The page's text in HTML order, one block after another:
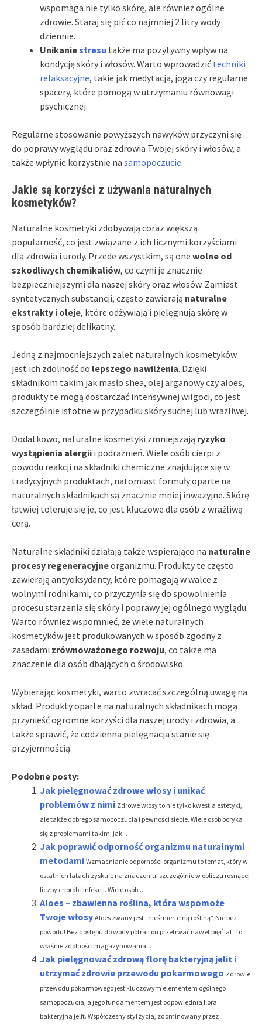
wspomaga nie tylko skórę, ale również ogólne
zdrowie. Staraj się pić co najmniej 2 litry wody
dziennie.
Unikaniestresu także ma pozytywny wpływ na
kondycję skóry i włosów. Warto wprowadzić techniki
relaksacyjne, takie jak medytacja, joga czy regularne
spacery, które pomogą w utrzymaniu równowagi
psychicznej.
Regularne stosowanie powyższych nawyków przyczyni się
do poprawy wyglądu oraz zdrowia Twojej skóry i włosów, a
także wpłynie korzystnie na samopoczucie.
Jakie są korzyści z używania naturalnych
kosmetyków?
Naturalne kosmetyki zdobywają coraz większą
popularność, co jest związane z ich licznymi korzyściami
dla zdrowia i urody. Przede wszystkim, są one wolne od
szkodliwych chemikaliów, co czyni je znacznie
bezpieczniejszymi dla naszej skóry oraz włosów. Zamiast
syntetycznych substancji, często zawierają naturalne
ekstrakty i oleje, które odżywiają i pielęgnują skórę w
sposób bardziej delikatny.
Jedną z najmocniejszych zalet naturalnych kosmetyków
jest ich zdolność do lepszego nawilżenia. Dzięki
składnikom takim jak masło shea, olej arganowy czy aloes,
produkty te mogą dostarczać intensywnej wilgoci, co jest
szczególnie istotne w przypadku skóry suchej lub wrażliwej.
Dodatkowo, naturalne kosmetyki zmniejszają ryzyko
wystąpienia alergii i podrażnień. Wiele osób cierpi z
powodu reakcji na składniki chemiczne znajdujące się w
tradycyjnych produktach, natomiast formuły oparte na
naturalnych składnikach są znacznie mniej inwazyjne. Skórę
łatwiej toleruje się je, co jest kluczowe dla osób z wrażliwą
cerą.
Naturalne składniki działają także wspierająco na naturalne
procesy regeneracyjneorganizmu. Produkty te często
zawierają antyoksydanty, które pomagają w walce z
wolnymi rodnikami, co przyczynia się do spowolnienia
procesu starzenia się skóry i poprawy jej ogólnego wyglądu.
Warto również wspomnieć, że wiele naturalnych
kosmetyków jest produkowanych w sposób zgodny z
zasadami zrównoważonego rozwoju, co także ma
znaczenie dla osób dbających o środowisko.
Wybierając kosmetyki, warto zwracać szczególną uwagę na
skład. Produkty oparte na naturalnych składnikach mogą
przynieść ogromne korzyści dla naszej urody i zdrowia, a
także sprawić, że codzienna pielęgnacja stanie się
przyjemnością.
Podobne posty:
Jak pielęgnować zdrowe włosy i unikać
problemów z nimi Zdrowe włosy to nie tylko kwestia estetyki,
ale także dobrego samopoczucia i pewności siebie. Wiele osób boryka
się z problemami takimi jak...
Jak poprawić odporność organizmu naturalnymi
metodami Wzmacnianie odporności organizmu to temat, który w
ostatnich latach zyskuje na znaczeniu, szczególnie w obliczu rosnącej
liczby chorób i infekcji. Wiele osób...
Aloes – zbawienna roślina, która wspomoże
Twoje włosy Aloes zwany jest „nieśmiertelną rośliną”. Nie bez
powodu! Bez dostępu do wody potrafi on przetrwać nawet pięć lat. To
właśnie zdolności magazynowania...
Jak pielęgnować zdrową florę bakteryjną jelit i
utrzymać zdrowie przewodu pokarmowego Zdrowie
przewodu pokarmowego jest kluczowym elementem ogólnego
samopoczucia, a jego fundamentem jest odpowiednia flora
bakteryjna jelit. Współczesny styl życia, zdominowany przez